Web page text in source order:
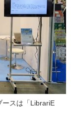
ースは「LibrariE